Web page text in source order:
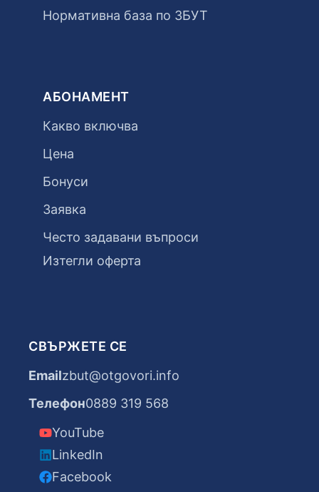
Нормативна база по ЗБУТ
АБОНАМЕНТ
Какво включва
Цена
Бонуси
Заявка
Често задавани въпроси
Изтегли оферта
СВЪРЖЕТЕ СЕ
Emailzbut@otgovori.info
Телефон0889 319 568
YouTube
LinkedIn
Facebook